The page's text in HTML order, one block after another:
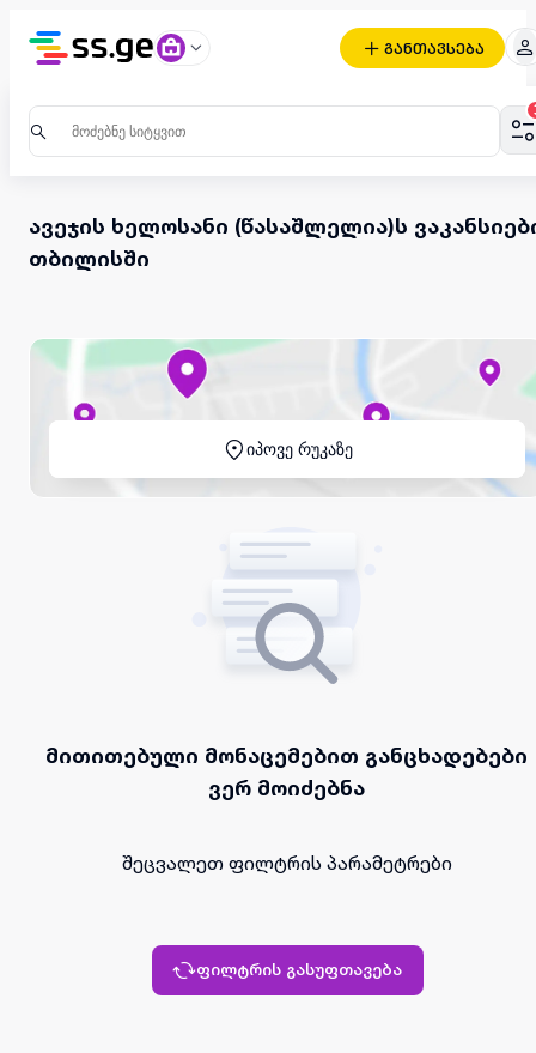
განთავსება
ავეჯის ხელოსანი (წასაშლელია)ს
თბილისში
იპოვე რუკაზე
მითითებული მონაცემებით განცხადებები
ვერ მოიძებნა
შეცვალეთ ფილტრის პარამეტრები
ფილტრის გასუფთავება